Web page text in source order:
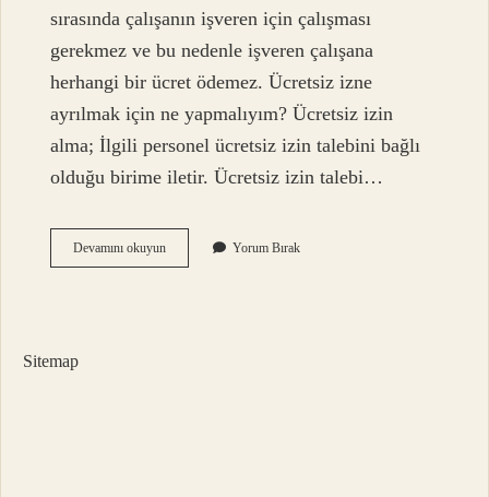
sırasında çalışanın işveren için çalışması
gerekmez ve bu nedenle işveren çalışana
herhangi bir ücret ödemez. Ücretsiz izne
ayrılmak için ne yapmalıyım? Ücretsiz izin
alma; İlgili personel ücretsiz izin talebini bağlı
olduğu birime iletir. Ücretsiz izin talebi…
Devamını okuyunİŞçi
Ücretsiz
Yorum Bırak
Sitemap